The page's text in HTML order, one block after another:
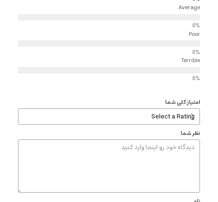
Average
Poor
Terrible
امتیاز کلی شما
نظر شما